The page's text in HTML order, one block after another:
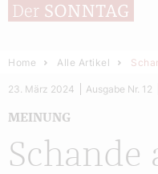
Home Alle Artikel
Schande
MEINUNG
23. März 2024 Ausgabe Nr. 12